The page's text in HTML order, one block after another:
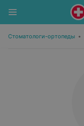
Стоматологи-ортопеды •